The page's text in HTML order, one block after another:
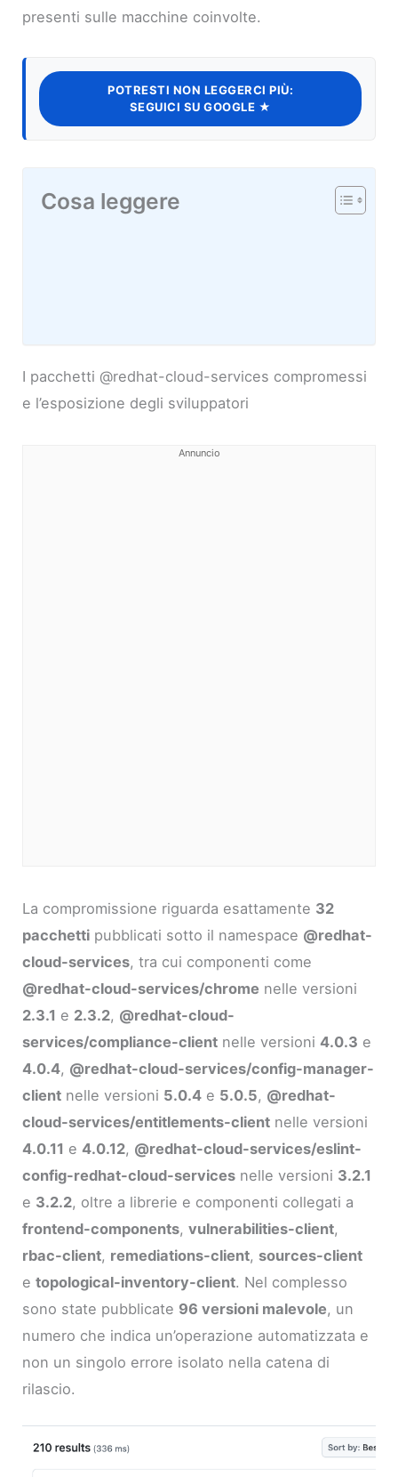
presenti sulle macchine coinvolte.
POTRESTI NON LEGGERCI PIÙ:
SEGUICI SU GOOGLE ★
Cosa leggere
I pacchetti @redhat-cloud-services compromessi
e l’esposizione degli sviluppatori
Annuncio
La compromissione riguarda esattamente 32
pacchetti pubblicati sotto il namespace @redhat-
cloud-services, tra cui componenti come
@redhat-cloud-services/chrome nelle versioni
2.3.1 e 2.3.2, @redhat-cloud-
services/compliance-client nelle versioni4.0.3 e
4.0.4, @redhat-cloud-services/config-manager-
client nelle versioni 5.0.4 e 5.0.5, @redhat-
cloud-services/entitlements-client nelle versioni
4.0.11 e4.0.12, @redhat-cloud-services/eslint-
config-redhat-cloud-services nelle versioni 3.2.1
e 3.2.2, oltre a librerie e componenti collegati a
frontend-components,vulnerabilities-client,
rbac-client, remediations-client, sources-client
etopological-inventory-client. Nel complesso
sono state pubblicate 96 versioni malevole, un
numero che indica un’operazione automatizzata e
non un singolo errore isolato nella catena di
rilascio.